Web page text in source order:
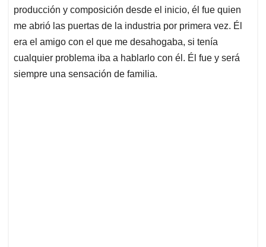
producción y composición desde el inicio, él fue quien
me abrió las puertas de la industria por primera vez. Él
era el amigo con el que me desahogaba, si tenía
cualquier problema iba a hablarlo con él. Él fue y será
siempre una sensación de familia.